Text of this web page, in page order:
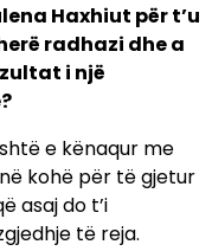
Haxhiut për t’u
radhazi dhe a
i një
e kënaqur me
kohë për të gjetur
asaj do t’i
të reja.